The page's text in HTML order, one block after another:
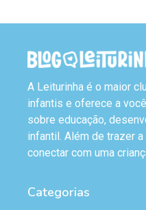
A Leiturinha é o maior
infantis e oferece a
sobre educação,
infantil. Além de trazer
conectar com uma
Categorias